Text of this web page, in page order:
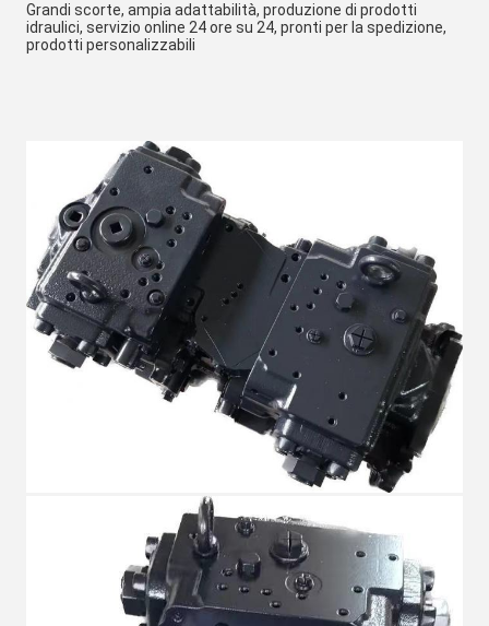
Grandi scorte, ampia adattabilità, produzione di prodotti
idraulici, servizio online 24 ore su 24, pronti per la spedizione,
prodotti personalizzabili